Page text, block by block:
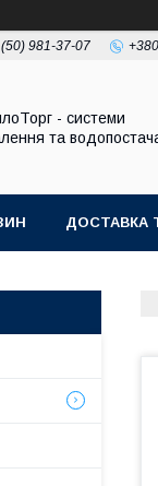
981-37-07
- системи
та
ДОСТАВКА